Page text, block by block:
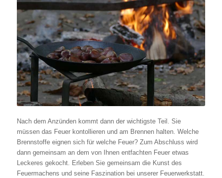
Nach dem Anzünden kommt dann der wichtigste Teil. Sie
müssen das Feuer kontollieren und am Brennen halten. Welche
Brennstoffe eignen sich für welche Feuer? Zum Abschluss wird
dann gemeinsam an dem von Ihnen entfachten Feuer etwas
Leckeres gekocht. Erleben Sie gemeinsam die Kunst des
Feuermachens und seine Faszination bei unserer Feuerwerkstatt.